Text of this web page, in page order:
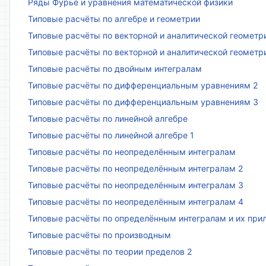
Типовые расчёты по алгебре и геометрии
Типовые расчёты по векторной и аналитической
Типовые расчёты по векторной и аналитической
Типовые расчёты по двойным интегралам
Типовые расчёты по дифференциальным уравнениям 2
Типовые расчёты по дифференциальным уравнениям 3
Типовые расчёты по линейной алгебре
Типовые расчёты по линейной алгебре 1
Типовые расчёты по неопределённым интегралам
Типовые расчёты по неопределённым интегралам 2
Типовые расчёты по неопределённым интегралам 3
Типовые расчёты по неопределённым интегралам 4
Типовые расчёты по определённым интегралам и их
Типовые расчёты по производным
Типовые расчёты по теории пределов 2